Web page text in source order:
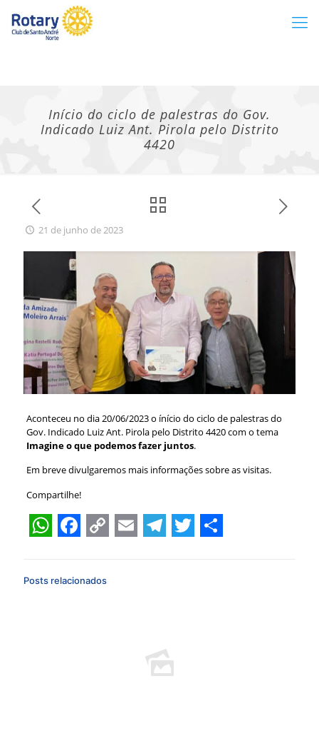
Início do ciclo de palestras do Gov.
Indicado Luiz Ant. Pirola pelo Distrito
4420
21 de junho de 2023
Aconteceu no dia 20/06/2023 o ínício do ciclo de palestras do
Gov. Indicado Luiz Ant. Pirola pelo Distrito 4420 com o tema
Imagine o que podemos fazer juntos.
Em breve divulgaremos mais informações sobre as visitas.
Compartilhe!
Link
Posts relacionados